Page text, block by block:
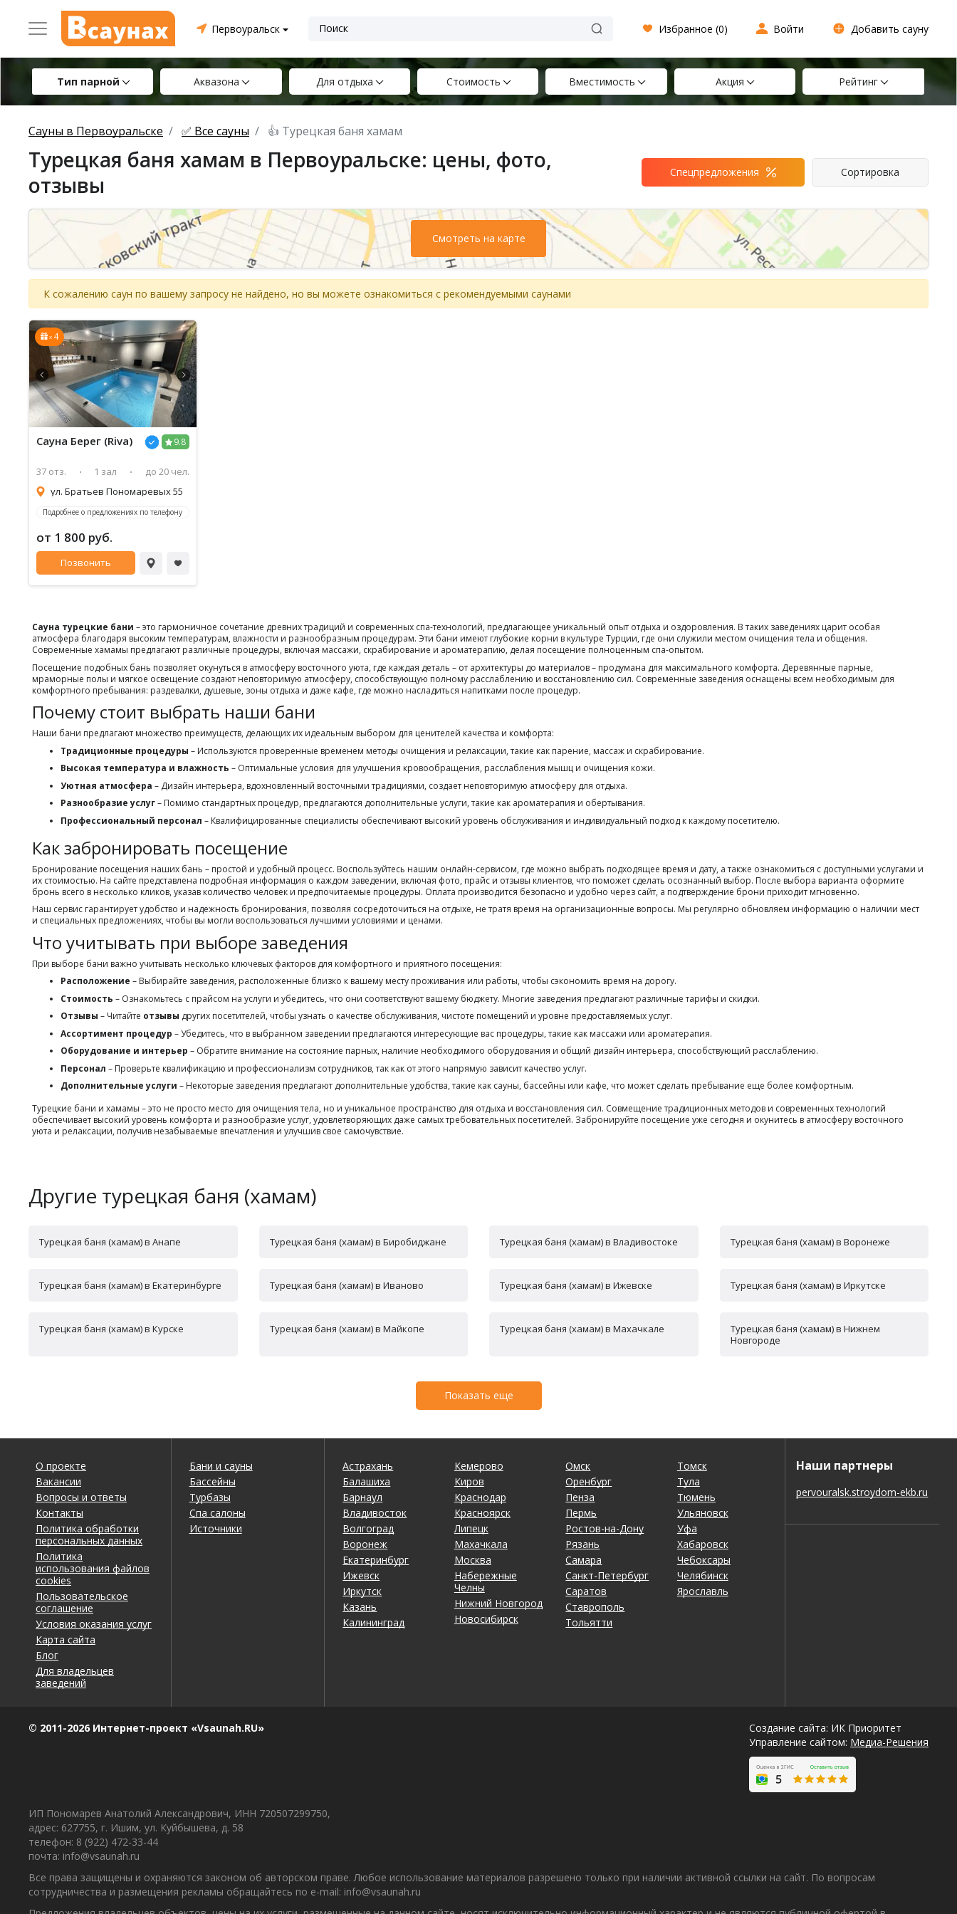
Первоуральск Избранное (0) Войти Добавить сауну
Тип парной Аквазона Для отдыха Стоимость Вместимость Акция Рейтинг
Сауны в Первоуральске ✅ Все сауны 👍 Турецкая баня хамам
Турецкая баня хамам в Первоуральске: цены, фото,
отзывы
Спецпредложения Сортировка
Смотреть на карте
К сожалению саун по вашему запросу не найдено, но вы можете ознакомиться с рекомендуемыми саунами
x 4
9.8
Сауна Берег (Riva)
37 отз. 1 зал
до 20 чел.
ул. Братьев Пономаревых 55
Подробнее о предложениях по телефону
от 1 800 руб.
Позвонить
Сауна турецкие бани – это гармоничное сочетание древних традиций и современных спа-технологий, предлагающее уникальный опыт отдыха и оздоровления. В таких заведениях царит особая
атмосфера благодаря высоким температурам, влажности и разнообразным процедурам. Эти бани имеют глубокие корни в культуре Турции, где они служили местом очищения тела и общения.
Современные хамамы предлагают различные процедуры, включая массажи, скрабирование и ароматерапию, делая посещение полноценным спа-опытом.
Посещение подобных бань позволяет окунуться в атмосферу восточного уюта, где каждая деталь – от архитектуры до материалов – продумана для максимального комфорта. Деревянные парные,
мраморные полы и мягкое освещение создают неповторимую атмосферу, способствующую полному расслаблению и восстановлению сил. Современные заведения оснащены всем необходимым для
комфортного пребывания: раздевалки, душевые, зоны отдыха и даже кафе, где можно насладиться напитками после процедур.
Почему стоит выбрать наши бани
Наши бани предлагают множество преимуществ, делающих их идеальным выбором для ценителей качества и комфорта:
Традиционные процедуры – Используются проверенные временем методы очищения и релаксации, такие как парение, массаж и скрабирование.
Высокая температура и влажность – Оптимальные условия для улучшения кровообращения, расслабления мышц и очищения кожи.
Уютная атмосфера – Дизайн интерьера, вдохновленный восточными традициями, создает неповторимую атмосферу для отдыха.
Разнообразие услуг– Помимо стандартных процедур, предлагаются дополнительные услуги, такие как ароматерапия и обертывания.
Профессиональный персонал – Квалифицированные специалисты обеспечивают высокий уровень обслуживания и индивидуальный подход к каждому посетителю.
Как забронировать посещение
Бронирование посещения наших бань – простой и удобный процесс. Воспользуйтесь нашим онлайн-сервисом, где можно выбрать подходящее время и дату, а также ознакомиться с доступными услугами и
их стоимостью. На сайте представлена подробная информация о каждом заведении, включая фото, прайс и отзывы клиентов, что поможет сделать осознанный выбор. После выбора варианта оформите
бронь всего в несколько кликов, указав количество человек и предпочитаемые процедуры. Оплата производится безопасно и удобно через сайт, а подтверждение брони приходит мгновенно.
Наш сервис гарантирует удобство и надежность бронирования, позволяя сосредоточиться на отдыхе, не тратя время на организационные вопросы. Мы регулярно обновляем информацию о наличии мест
и специальных предложениях, чтобы вы могли воспользоваться лучшими условиями и ценами.
Что учитывать при выборе заведения
При выборе бани важно учитывать несколько ключевых факторов для комфортного и приятного посещения:
Расположение – Выбирайте заведения, расположенные близко к вашему месту проживания или работы, чтобы сэкономить время на дорогу.
Стоимость – Ознакомьтесь с прайсом на услуги и убедитесь, что они соответствуют вашему бюджету. Многие заведения предлагают различные тарифы и скидки.
Отзывы – Читайте отзывы других посетителей, чтобы узнать о качестве обслуживания, чистоте помещений и уровне предоставляемых услуг.
Ассортимент процедур – Убедитесь, что в выбранном заведении предлагаются интересующие вас процедуры, такие как массажи или ароматерапия.
Оборудование и интерьер – Обратите внимание на состояние парных, наличие необходимого оборудования и общий дизайн интерьера, способствующий расслаблению.
Персонал – Проверьте квалификацию и профессионализм сотрудников, так как от этого напрямую зависит качество услуг.
Дополнительные услуги – Некоторые заведения предлагают дополнительные удобства, такие как сауны, бассейны или кафе, что может сделать пребывание еще более комфортным.
Турецкие бани и хамамы – это не просто место для очищения тела, но и уникальное пространство для отдыха и восстановления сил. Совмещение традиционных методов и современных технологий
обеспечивает высокий уровень комфорта и разнообразие услуг, удовлетворяющих даже самых требовательных посетителей. Забронируйте посещение уже сегодня и окунитесь в атмосферу восточного
уюта и релаксации, получив незабываемые впечатления и улучшив свое самочувствие.
Другие турецкая баня (хамам)
Турецкая баня (хамам) в Анапе Турецкая баня (хамам) в Биробиджане Турецкая баня (хамам) в Владивостоке Турецкая баня (хамам) в Воронеже
Турецкая баня (хамам) в Екатеринбурге Турецкая баня (хамам) в Иваново Турецкая баня (хамам) в Ижевске Турецкая баня (хамам) в Иркутске
Турецкая баня (хамам) в Курске Турецкая баня (хамам) в Майкопе Турецкая баня (хамам) в Махачкале
Турецкая баня (хамам) в Нижнем
Новгороде
Показать еще
О проекте
Вакансии
Вопросы и ответы
Контакты
Политика обработки
персональных данных
Политика
использования файлов
cookies
Пользовательское
соглашение
Условия оказания услуг
Карта сайта
Блог
Для владельцев
заведений
Бани и сауны
Бассейны
Турбазы
Спа салоны
Источники
Астрахань
Балашиха
Барнаул
Владивосток
Волгоград
Воронеж
Екатеринбург
Ижевск
Иркутск
Казань
Калининград
Кемерово
Киров
Краснодар
Красноярск
Липецк
Махачкала
Москва
Набережные
Челны
Нижний Новгород
Новосибирск
Омск
Оренбург
Пенза
Пермь
Ростов-на-Дону
Рязань
Самара
Санкт-Петербург
Саратов
Ставрополь
Тольятти
Томск
Тула
Тюмень
Ульяновск
Уфа
Хабаровск
Чебоксары
Челябинск
Ярославль
Наши партнеры
pervouralsk.stroydom-ekb.ru
© 2011-2026 Интернет-проект «Vsaunah.RU»
Создание сайта: ИК Приоритет
Управление сайтом: Медиа-Решения
ИП Пономарев Анатолий Александрович, ИНН 720507299750,
адрес: 627755, г. Ишим, ул. Куйбышева, д. 58
телефон: 8 (922) 472-33-44
почта: info@vsaunah.ru
Все права защищены и охраняются законом об авторском праве. Любое использование материалов разрешено только при наличии активной ссылки на сайт. По вопросам
сотрудничества и размещения рекламы обращайтесь по e-mail: info@vsaunah.ru